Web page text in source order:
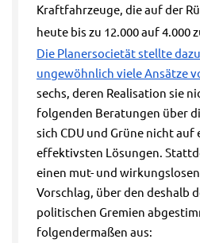
Kraftfahrzeuge, die auf der
heute bis zu 12.000 auf 4.000
Die Planersocietät stellte
ungewöhnlich viele Ansätze
sechs, deren Realisation sie
folgenden Beratungen über
sich CDU und Grüne nicht auf
effektivsten Lösungen.
einen mut- und
Vorschlag, über den deshalb
politischen Gremien
folgendermaßen aus: